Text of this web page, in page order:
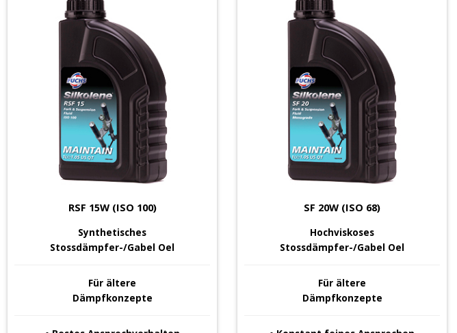
RSF 15W (ISO 100)
Synthetisches
Stossdämpfer-/Gabel Oel
Für ältere
Dämpfkonzepte
SF 20W (ISO 68)
Hochviskoses
Stossdämpfer-/Gabel Oel
Für ältere
Dämpfkonzepte